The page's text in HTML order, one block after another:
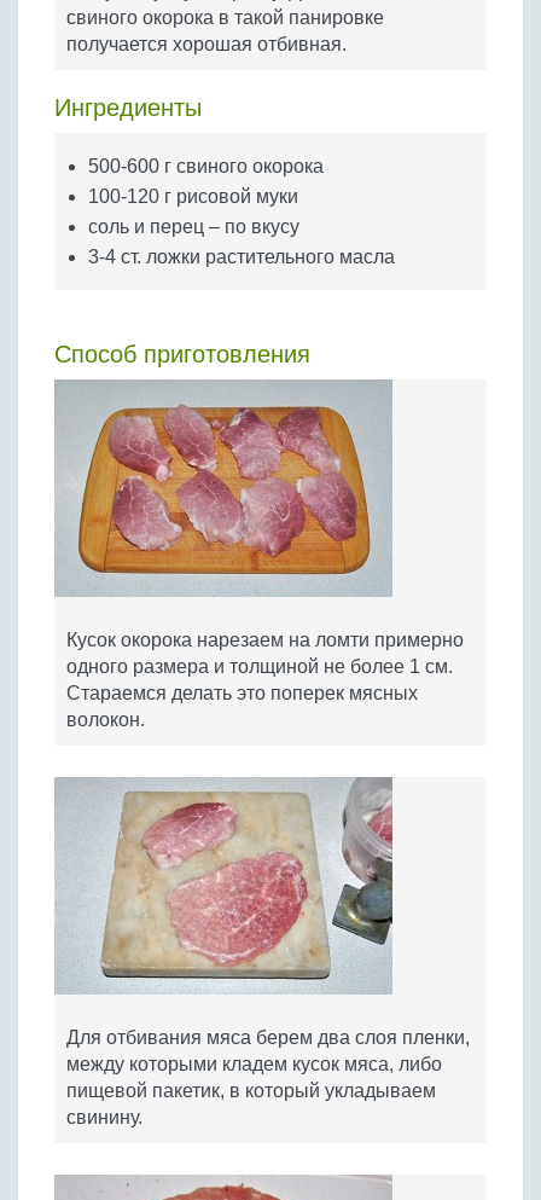
Бобовые
Яйца
свиного окорока в такой панировке
получается хорошая отбивная.
Ингредиенты
500-600 г свиного окорока
100-120 г рисовой муки
соль и перец – по вкусу
3-4 ст. ложки растительного масла
Способ приготовления
Кусок окорока нарезаем на ломти примерно
одного размера и толщиной не более 1 см.
Стараемся делать это поперек мясных
волокон.
Для отбивания мяса берем два слоя пленки,
между которыми кладем кусок мяса, либо
пищевой пакетик, в который укладываем
свинину.